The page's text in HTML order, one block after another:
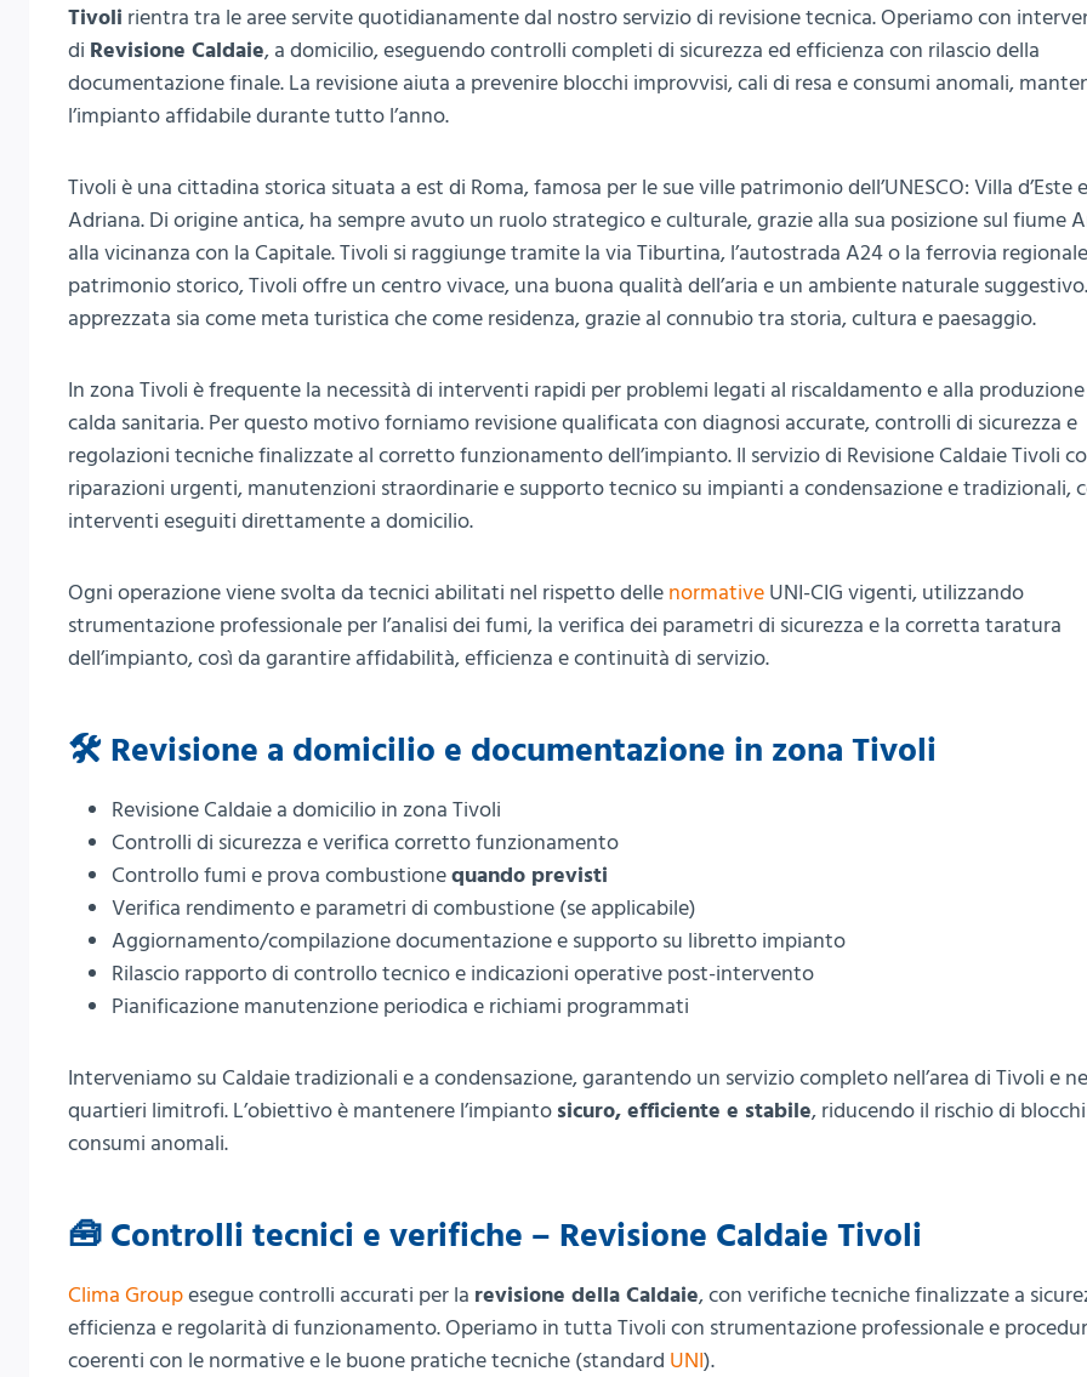
Tivoli rientra tra le aree servite quotidianamente dal nostro servizio di revisione tecnica. Operiamo con
di Revisione Caldaie, a domicilio, eseguendo controlli completi di sicurezza ed efficienza con rilascio della
documentazione finale. La revisione aiuta a prevenire blocchi improvvisi, cali di resa e consumi anomali,
l’impianto affidabile durante tutto l’anno.
Tivoli è una cittadina storica situata a est di Roma, famosa per le sue ville patrimonio dell’UNESCO: Villa d’Este
Adriana. Di origine antica, ha sempre avuto un ruolo strategico e culturale, grazie alla sua posizione sul fiume
alla vicinanza con la Capitale. Tivoli si raggiunge tramite la via Tiburtina, l’autostrada A24 o la ferrovia
patrimonio storico, Tivoli offre un centro vivace, una buona qualità dell’aria e un ambiente naturale
apprezzata sia come meta turistica che come residenza, grazie al connubio tra storia, cultura e paesaggio.
In zona Tivoli è frequente la necessità di interventi rapidi per problemi legati al riscaldamento e alla
calda sanitaria. Per questo motivo forniamo revisione qualificata con diagnosi accurate, controlli di sicurezza e
regolazioni tecniche finalizzate al corretto funzionamento dell’impianto. Il servizio di Revisione Caldaie Tivoli
riparazioni urgenti, manutenzioni straordinarie e supporto tecnico su impianti a condensazione e tradizionali,
interventi eseguiti direttamente a domicilio.
Ogni operazione viene svolta da tecnici abilitati nel rispetto delle normative UNI-CIG vigenti, utilizzando
strumentazione professionale per l’analisi dei fumi, la verifica dei parametri di sicurezza e la corretta taratura
dell’impianto, così da garantire affidabilità, efficienza e continuità di servizio.
🛠️ Revisione a domicilio e documentazione in zona Tivoli
Revisione Caldaie a domicilio in zona Tivoli
Controlli di sicurezza e verifica corretto funzionamento
Controllo fumi e prova combustionequando previsti
Verifica rendimento e parametri di combustione (se applicabile)
Aggiornamento/compilazione documentazione e supporto su libretto impianto
Rilascio rapporto di controllo tecnico e indicazioni operative post-intervento
Pianificazione manutenzione periodica e richiami programmati
Interveniamo su Caldaie tradizionali e a condensazione, garantendo un servizio completo nell’area di Tivoli e
quartieri limitrofi. L’obiettivo è mantenere l’impianto sicuro, efficiente e stabile, riducendo il rischio di
consumi anomali.
🧰 Controlli tecnici e verifiche – Revisione Caldaie Tivoli
Clima Groupesegue controlli accurati per la revisione della Caldaie, con verifiche tecniche finalizzate a
efficienza e regolarità di funzionamento. Operiamo in tutta Tivoli con strumentazione professionale e
coerenti con le normative e le buone pratiche tecniche (standard UNI).